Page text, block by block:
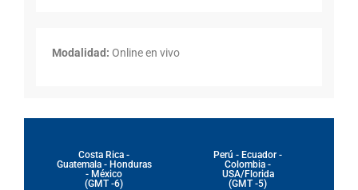
Modalidad: Online en vivo
Costa Rica -
Guatemala - Honduras
- México
(GMT -6)
Perú - Ecuador -
Colombia -
USA/Florida
(GMT -5)